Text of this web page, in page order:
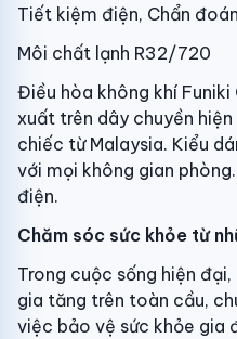
Tiết kiệm điện, Chẩn
Môi chất lạnh R32/720
Điều hòa không khí Funiki
xuất trên dây chuyền
chiếc từ Malaysia. Kiểu
với mọi không gian
điện.
Chăm sóc sức khỏe từ
Trong cuộc sống hiện
gia tăng trên toàn cầu,
việc bảo vệ sức khỏe gia